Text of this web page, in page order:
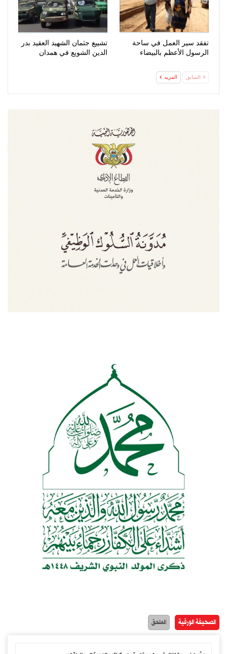
تفقد سير العمل في ساحة
الرسول الأعظم بالبيضاء
تشييع جثمان الشهيد العقيد بدر
الدين الشويع في همدان
السابق المزيد
الصحيفة الورقية الملحق